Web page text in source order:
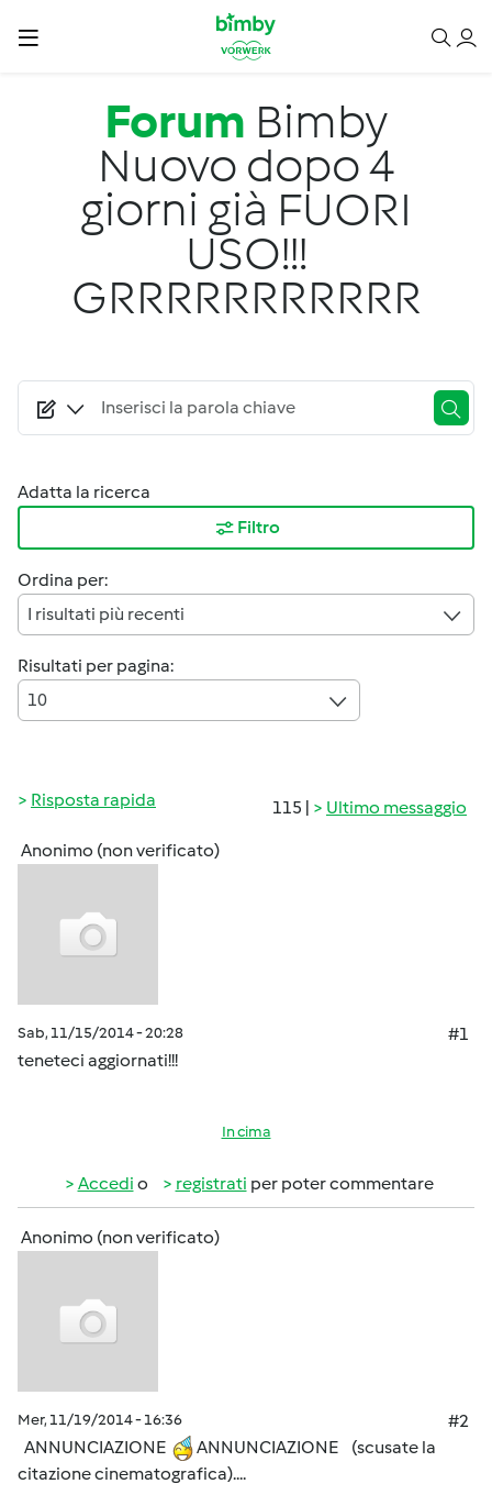
Salta al contenuto principale
Forum Bimby
Nuovo dopo 4
giorni già FUORI
USO!!!
GRRRRRRRRRRR
Adatta la ricerca
Filtro
Ordina per:
I risultati più recenti
Risultati per pagina:
10
115 | Ultimo messaggio
Risposta rapida
Anonimo (non verificato)
Sab, 11/15/2014 - 20:28
#1
teneteci aggiornati!!!
In cima
Accedi o registrati per poter commentare
Anonimo (non verificato)
Mer, 11/19/2014 - 16:36
#2
ANNUNCIAZIONE
ANNUNCIAZIONE (scusate la
citazione cinematografica)....